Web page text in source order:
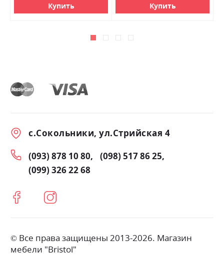
Купить Купить
с.Сокольники, ул.Стрийская 4
(093) 878 10 80
(098) 517 86 25
(099) 326 22 68
© Все права защищены 2013-2026. Магазин
мебели "Bristol"